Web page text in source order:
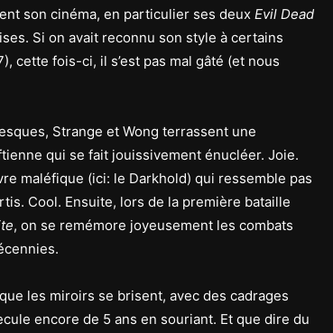
son cinéma, en particulier ses deux Evil Dead
Si on avait reconnu son style à certains
cette fois-ci, il s’est pas mal gâté (et nous
Strange et Wong terrassent une
qui se fait jouissivement énucléer. Joie.
maléfique (ici: le Darkhold) qui ressemble pas
Cool. Ensuite, lors de la première bataille
, on se remémore joyeusement les combats
les miroirs se brisent, avec des cadrages
encore de 5 ans en souriant. Et que dire du